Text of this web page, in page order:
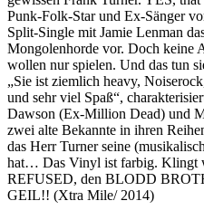
Punk-Folk-Star und Ex-Sänger
Split-Single mit Jamie Lenman
Mongolenhorde vor. Doch keine
wollen nur spielen. Und das tun
„Sie ist ziemlich heavy,
und sehr viel Spaß“,
Dawson (Ex-Million Dead) und
zwei alte Bekannte in ihren
das Herr Turner seine
hat… Das Vinyl ist farbig. Klingt
REFUSED, den BLODD
GEIL!! (Xtra Mile/ 2014)